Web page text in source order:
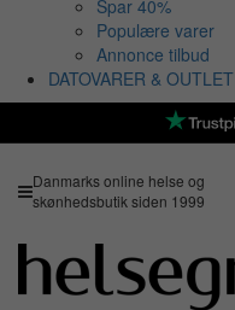
Spar 40%
Populære varer
Annonce tilbud
DATOVARER & OUTLET
Danmarks online helse og
skønhedsbutik siden 1999